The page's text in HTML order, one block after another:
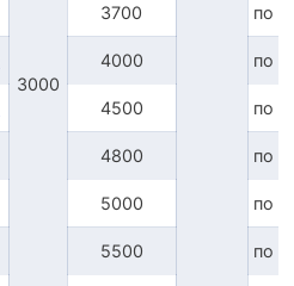
3000
3700 по
4000 по
4500 по
4800 по
5000 по
5500 по